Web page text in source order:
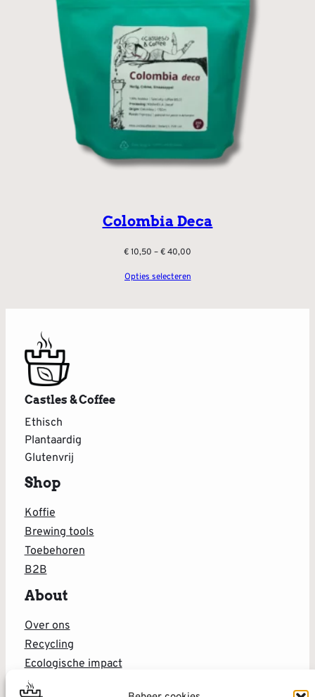
Colombia Deca
€10,50 –€40,00
tot
Opties selecteren
Castles & Coffee
Ethisch
Plantaardig
Glutenvrij
Shop
Koffie
Brewing tools
Toebehoren
B2B
About
Over ons
Recycling
Ecologische impact
Blog